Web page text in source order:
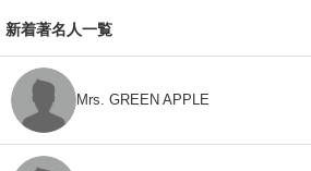
新着著名人一覧
Mrs. GREEN APPLE